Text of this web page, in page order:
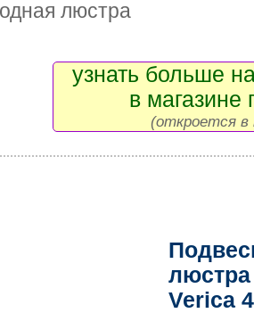
люстра
узнать больше
в магазине
(откроется в
Verica